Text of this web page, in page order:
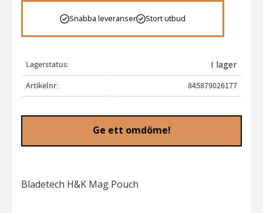
Snabba leveranser Stort utbud
Lagerstatus
I lager
Artikelnr
845879026177
Ge ett omdöme!
Bladetech H&K Mag Pouch